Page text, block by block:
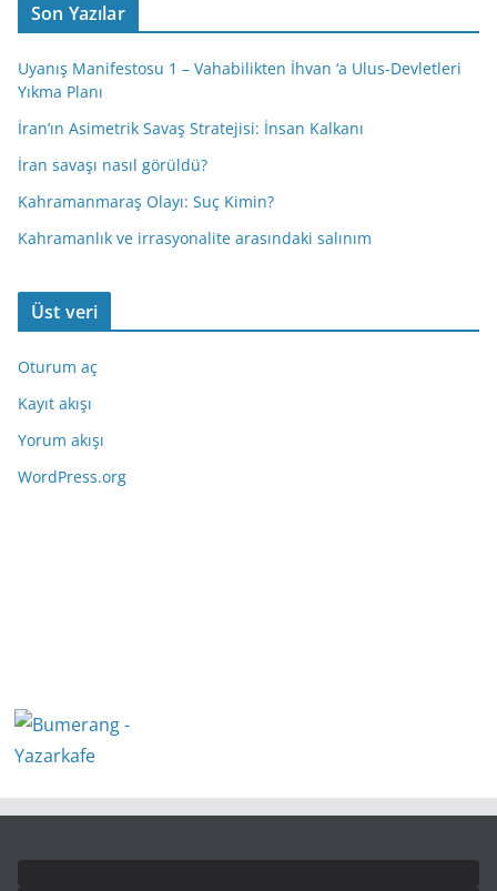
Son Yazılar
Uyanış Manifestosu 1 – Vahabilikten İhvan ‘a Ulus-Devletleri
Yıkma Planı
İran’ın Asimetrik Savaş Stratejisi: İnsan Kalkanı
İran savaşı nasıl görüldü?
Kahramanmaraş Olayı: Suç Kimin?
Kahramanlık ve irrasyonalite arasındaki salınım
Üst veri
Oturum aç
Kayıt akışı
Yorum akışı
WordPress.org